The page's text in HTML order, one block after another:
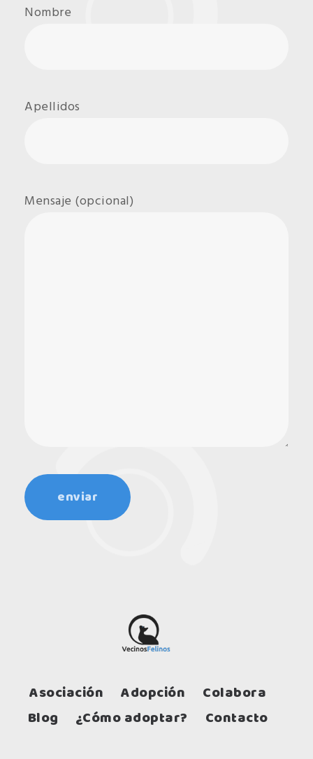
Nombre
Apellidos
Mensaje (opcional)
Asociación Adopción
Colabora
Blog
¿Cómo adoptar? Contacto